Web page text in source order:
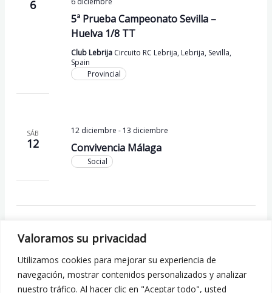
Valoramos su privacidad
Utilizamos cookies para mejorar su experiencia de
navegación, mostrar contenidos personalizados y analizar
nuestro tráfico. Al hacer clic en "Aceptar todo", usted
6
5ª Prueba Campeonato Sevilla –
Huelva 1/8 TT
Club Lebrija Circuito RC Lebrija, Lebrija, Sevilla,
Spain
Provincial
SÁB
12 Convivencia Málaga
12 diciembre - 13 diciembre
Social
Suscribirse al calendario